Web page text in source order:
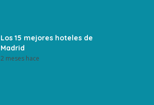
Los 15 mejores hoteles de
Madrid
2 meses hace